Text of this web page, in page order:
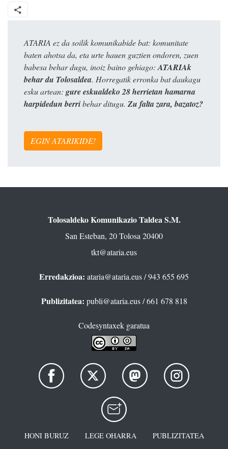
ATARIA ez da soilik komunikabide bat: komunitate
baten ahotsa da, eta urte hauen guztien ondoren, zuen
babesa behar dugu, inoiz baino gehiago: ATARIAk
behar du Tolosaldea. Horregatik erronka bat daukagu
esku artean: gure eskualdeko 28 herrietan hamarna
harpidedun berribehar ditugu. Zu falta zara, bazatoz?
EGIN ATARIKIDE!
Tolosaldeko Komunikazio Taldea S.M.
San Esteban, 20 Tolosa 20400
tkt@ataria.eus
Erredakzioa: ataria@ataria.eus/ 943 655 695
Publizitatea: publi@ataria.eus/ 661 678 818
Codesyntaxek garatua
HONI BURUZ LEGE OHARRA
PUBLIZITATEA